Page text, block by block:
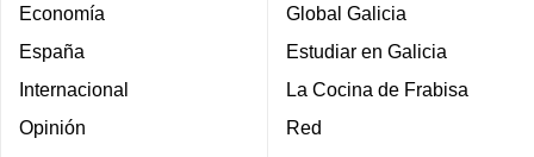
Economía
España
Internacional
Opinión
Global Galicia
Estudiar en Galicia
La Cocina de Frabisa
Red